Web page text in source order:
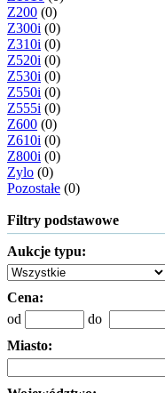
Z200 (0)
Z300i (0)
Z310i (0)
Z520i (0)
Z530i (0)
Z550i (0)
Z555i (0)
Z600 (0)
Z610i (0)
Z800i (0)
Zylo (0)
Pozostałe (0)
Filtry podstawowe
Aukcje typu:
Cena:
od
do
Miasto: